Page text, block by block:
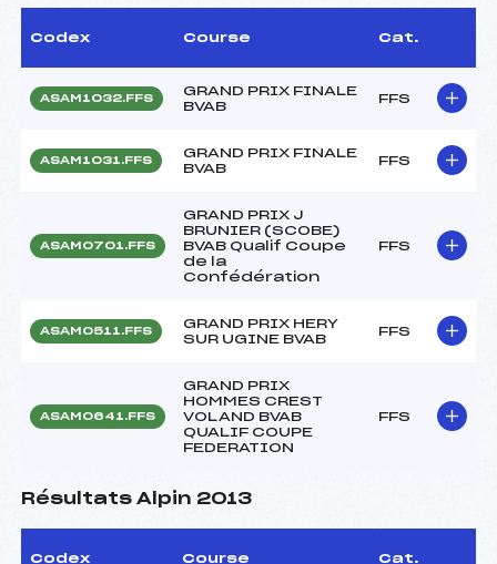
Codex Course Cat.
ASAM1032.FFS
GRAND PRIX FINALE
BVAB
FFS
ASAM1031.FFS
GRAND PRIX FINALE
BVAB
FFS
ASAM0701.FFS
GRAND PRIX J
BRUNIER (SCOBE)
BVAB Qualif Coupe
de la
Confédération
FFS
ASAM0511.FFS
GRAND PRIX HERY
SUR UGINE BVAB
FFS
ASAM0641.FFS
GRAND PRIX
HOMMES CREST
VOLAND BVAB
QUALIF COUPE
FEDERATION
FFS
Résultats Alpin 2013
Codex Course Cat.